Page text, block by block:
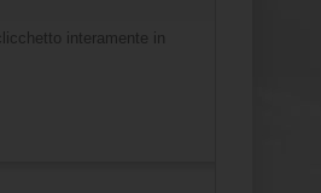
interamente in